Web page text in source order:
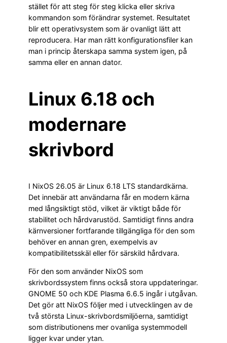
stället för att steg för steg klicka eller skriva
kommandon som förändrar systemet. Resultatet
blir ett operativsystem som är ovanligt lätt att
reproducera. Har man rätt konfigurationsfiler kan
man i princip återskapa samma system igen, på
samma eller en annan dator.
Linux 6.18 och
modernare
skrivbord
I NixOS 26.05 är Linux 6.18 LTS standardkärna.
Det innebär att användarna får en modern kärna
med långsiktigt stöd, vilket är viktigt både för
stabilitet och hårdvarustöd. Samtidigt finns andra
kärnversioner fortfarande tillgängliga för den som
behöver en annan gren, exempelvis av
kompatibilitetsskäl eller för särskild hårdvara.
För den som använder NixOS som
skrivbordssystem finns också stora uppdateringar.
GNOME 50 och KDE Plasma 6.6.5 ingår i utgåvan.
Det gör att NixOS följer med i utvecklingen av de
två största Linux-skrivbordsmiljöerna, samtidigt
som distributionens mer ovanliga systemmodell
ligger kvar under ytan.